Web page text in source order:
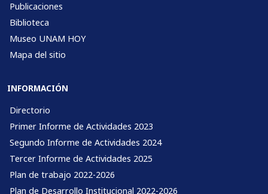
Publicaciones
Biblioteca
Museo UNAM HOY
Mapa del sitio
INFORMACIÓN
Directorio
Primer Informe de Actividades 2023
Segundo Informe de Actividades 2024
Tercer Informe de Actividades 2025
Plan de trabajo 2022-2026
Plan de Desarrollo Institucional 2022-2026